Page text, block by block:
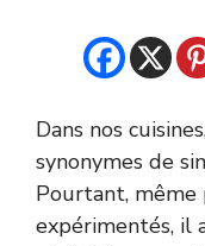
Dans nos
synonymes de
Pourtant, même
expérimentés, il